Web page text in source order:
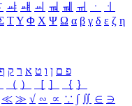
ㆇ ㆈ ㆉ ㆊ ㆋ ㆌ ㆍ
ㆎ
ΤΥ Φ Χ Ψ Ω α β γ δ ε ζ η
פ ם ן ו ט א ר ק ף
（ ） ［ ］ ｛ ｝
≪ ≫ √ ∽ ∝ ∵ ∫ ∬ ∈ ∋